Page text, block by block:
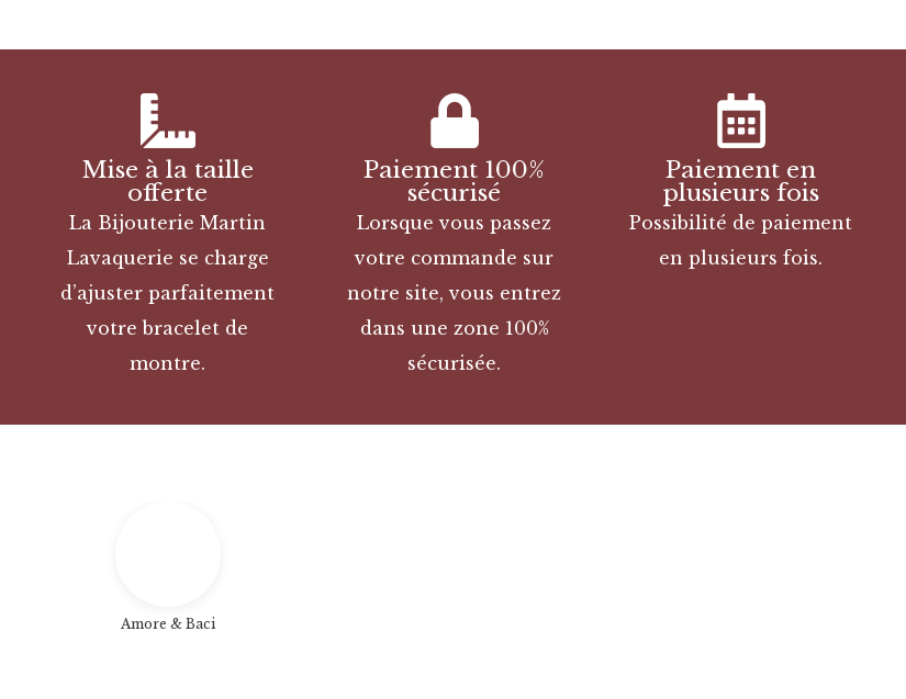
Mise à la taille
offerte
La Bijouterie Martin
Lavaquerie se charge
d’ajuster parfaitement
votre bracelet de
montre.
Paiement 100%
sécurisé
Lorsque vous passez
votre commande sur
notre site, vous entrez
dans une zone 100%
sécurisée.
Paiement en
plusieurs fois
Possibilité de paiement
en plusieurs fois.
Amore & Baci